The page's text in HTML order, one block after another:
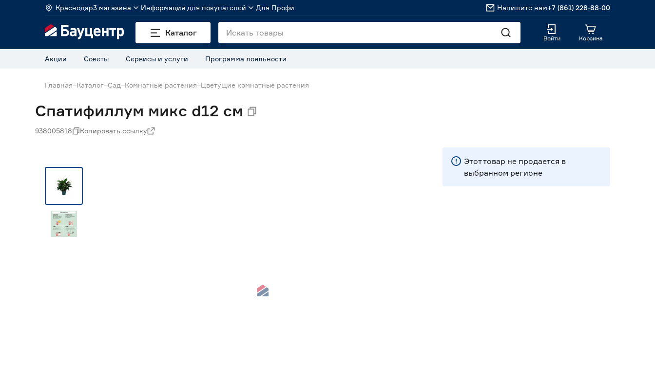
Краснодар3 магазина Информация для покупателей Для Профи Напишите нам+7 (861) 228-88-00
Каталог
Войти Корзина
Акции Советы Сервисы и услуги Программа лояльности
Главная Каталог Сад Комнатные растения Цветущие комнатные растения
Спатифиллум микс d12 см
938005818 Копировать ссылку
Этот товар не продается в
выбранном регионе